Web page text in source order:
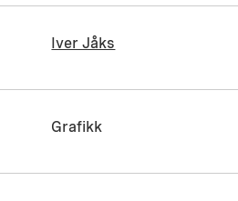
Iver Jåks
Grafikk